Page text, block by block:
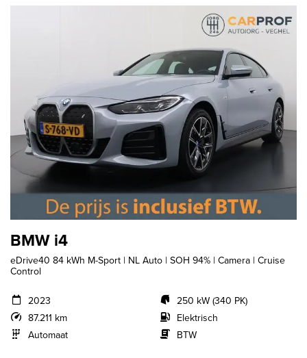
BMW i4
eDrive40 84 kWh M-Sport | NL Auto | SOH 94% | Camera | Cruise
Control
2023
87.211 km
Automaat
250 kW (340 PK)
Elektrisch
BTW